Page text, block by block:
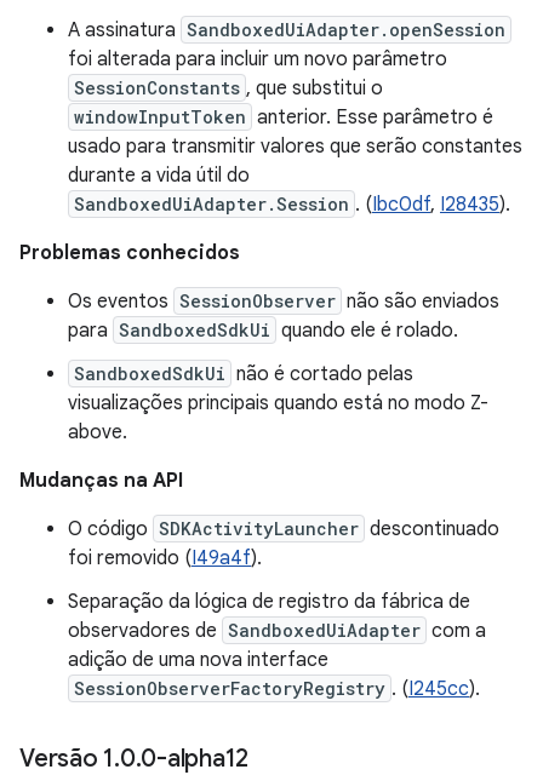
A assinatura SandboxedUiAdapter.openSession
foi alterada para incluir um novo parâmetro
SessionConstants , que substitui o
windowInputToken anterior. Esse parâmetro é
usado para transmitir valores que serão constantes
durante a vida útil do
SandboxedUiAdapter.Session . (Ibc0df, I28435).
Problemas conhecidos
Os eventos SessionObserver não são enviados
para SandboxedSdkUi quando ele é rolado.
SandboxedSdkUi não é cortado pelas
visualizações principais quando está no modo Z-
above.
Mudanças na API
O código SDKActivityLauncher descontinuado
foi removido (I49a4f).
Separação da lógica de registro da fábrica de
observadores de SandboxedUiAdapter com a
adição de uma nova interface
SessionObserverFactoryRegistry . (I245cc).
Versão 1.0.0-alpha12